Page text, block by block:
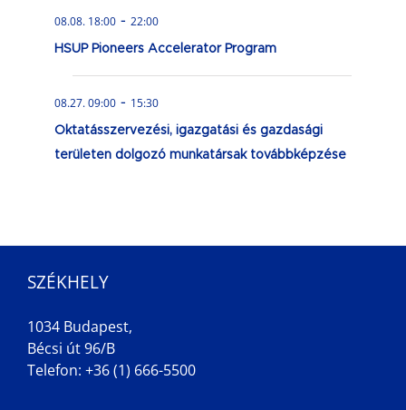
08.08. 18:00 - 22:00
HSUP Pioneers Accelerator Program
08.27. 09:00 - 15:30
Oktatásszervezési, igazgatási és gazdasági
területen dolgozó munkatársak továbbképzése
SZÉKHELY
1034 Budapest,
Bécsi út 96/B
Telefon: +36 (1) 666-5500